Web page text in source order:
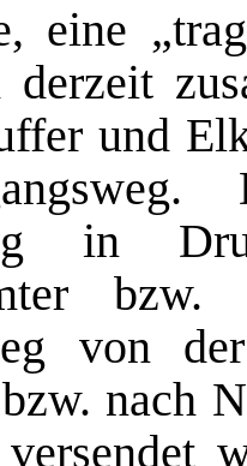
eine
und
in
von
nach
versendet